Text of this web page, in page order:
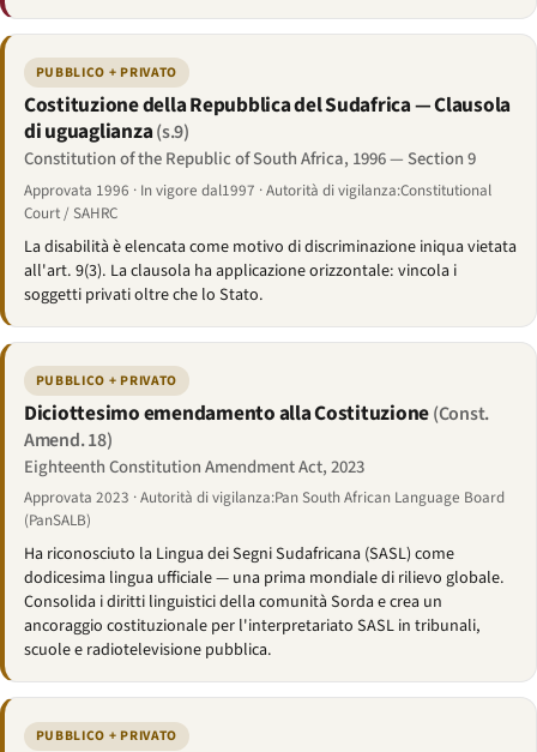
PUBBLICO + PRIVATO
Costituzione della Repubblica del Sudafrica — Clausola
di uguaglianza(s.9)
Constitution of the Republic of South Africa, 1996 — Section 9
Approvata 1996 · In vigore dal1997 · Autorità di vigilanza:Constitutional
Court / SAHRC
La disabilità è elencata come motivo di discriminazione iniqua vietata
all'art. 9(3). La clausola ha applicazione orizzontale: vincola i
soggetti privati oltre che lo Stato.
PUBBLICO + PRIVATO
Diciottesimo emendamento alla Costituzione(Const.
Amend. 18)
Eighteenth Constitution Amendment Act, 2023
Approvata 2023 · Autorità di vigilanza:Pan South African Language Board
(PanSALB)
Ha riconosciuto la Lingua dei Segni Sudafricana (SASL) come
dodicesima lingua ufficiale — una prima mondiale di rilievo globale.
Consolida i diritti linguistici della comunità Sorda e crea un
ancoraggio costituzionale per l'interpretariato SASL in tribunali,
scuole e radiotelevisione pubblica.
PUBBLICO + PRIVATO